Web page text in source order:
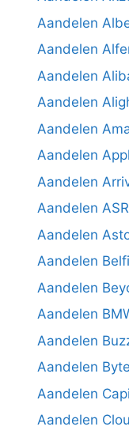
Aandelen
Aandelen
Aandelen
Aandelen
Aandelen
Aandelen
Aandelen
Aandelen
Aandelen
Aandelen
Aandelen
Aandelen
Aandelen
Aandelen
Aandelen
Aandelen